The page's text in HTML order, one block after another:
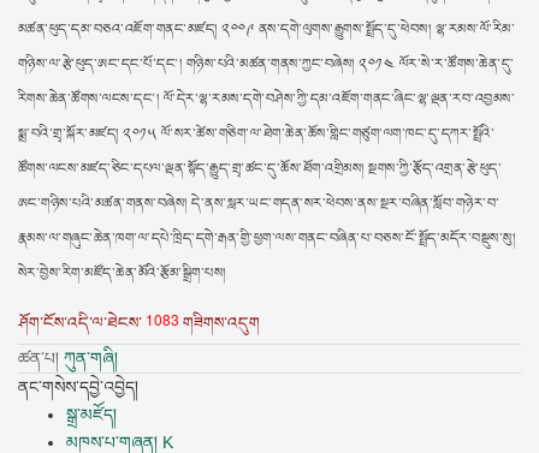
མཚན་ཕུད་དམ་བཅའ་འཇོག་གནང་མཛད། ༢༠༠༩ ནས་དགེ་ལུགས་རྒྱུགས་སྤྲོད་དུ་ཕེབས། ལྷ་རམས་ལོ་རིམ་
གཉིས་ལ་རྩེ་ཕུད་ཨང་དང་པོ་དང་། གཉིས་པའི་མཚན་གནས་ཀྱང་བཞེས། ༢༠༡༤ ལོར་སེ་ར་ཚོགས་ཆེན་དུ་
རིགས་ཆེན་ཚོགས་ལངས་དང་། ལོ་དེར་ལྷ་རམས་དགེ་བཤེས་ཀྱི་དམ་འཇོག་གནང་ཞིང་ལྷ་ལྡན་རབ་འབྱམས་
སྨྲ་བའི་གྲྭ་སྐོར་མཛད། ༢༠༡༥ ལོ་སར་ཚེས་གཅིག་ལ་ཐེག་ཆེན་ཆོས་གླིང་གཙུག་ལག་ཁང་དུ་དཀར་སྤྲོའི་
ཚོགས་ལངས་མཛད་ཅིང་དཔལ་ལྡན་སྟོད་རྒྱུད་གྲྭ་ཚང་དུ་ཆོས་ཐོག་འགྲིམས། སྔགས་ཀྱི་རྩོད་འགྲན་རྩེ་ཕུད་
ཨང་གཉིས་པའི་མཚན་གནས་བཞེས། དེ་ནས་སླར་ཡང་གདན་སར་ཕེབས་ནས་སྔར་བཞིན་སློབ་གཉེར་བ་
རྣམས་ལ་གཞུང་ཆེན་ཁག་ལ་དཔེ་ཁྲིད་དགེ་རྒན་གྱི་ཕྱག་ལས་གནང་བཞིན་པ་བཅས་ངོ་སྤྲོད་མདོར་བསྡུས་སུ།
སེར་བྱེས་རིག་མཛོད་ཆེན་མོའི་རྩོམ་སྒྲིག་པས།
ཤོག་ངོས་འདི་ལ་ཐེངས་ 1083 གཟིགས་འདུག
ཚན་པ། ཀུན་གཞི།
ནང་གསེས་དབྱེ་འབྱེད།
སྒྲ་མཛོད།
མཁས་པ་གཞན། K